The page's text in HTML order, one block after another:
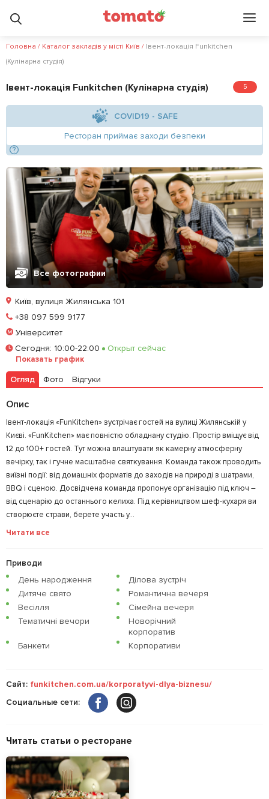
Головна / Каталог закладів у місті Київ / Івент-локація Funkitchen
(Кулінарна студія)
Івент-локація Funkitchen (Кулінарна студія) 5
COVID19 - SAFE
Ресторан приймає заходи безпеки
Все фотографии
Київ, вулиця Жилянська 101
+38 097 599 9177
Університет
Сегодня: 10:00-22:00 Открыт сейчас
Показать график
Огляд Фото Відгуки
Опис
Івент-локація «FunKitchen» зустрічає гостей на вулиці Жилянській у
Києві. «FunKitchen» має повністю обладнану студію. Простір вміщує від
12 до 100+ гостей. Тут можна влаштувати як камерну атмосферну
вечірку, так і гучне масштабне святкування. Команда також проводить
виїзні події: від домашніх форматів до заходів на природі з шатрами,
BBQ і сценою. Досвідчена команда пропонує організацію під ключ –
від сценарію до останнього келиха. Під керівництвом шеф-кухаря ви
створюєте страви, берете участь у...
Читати все
Приводи
День народження
Ділова зустріч
Дитяче свято
Романтична вечеря
Весілля
Сімейна вечеря
Тематичні вечори
Новорічний
корпоратив
Банкети
Корпоративи
Сайт: funkitchen.com.ua/korporatyvi-dlya-biznesu/
Социальные сети:
Читать статьи о ресторане